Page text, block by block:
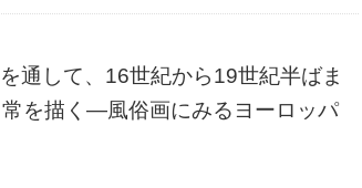
通して、16世紀から19世紀半ばま
を描く―風俗画にみるヨーロッパ